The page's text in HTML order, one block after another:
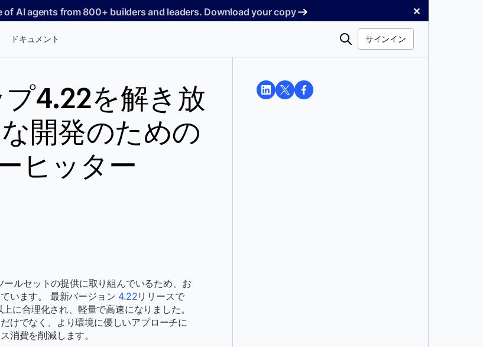
of AI agents from 800+ builders and leaders. Download your copy ✕
ドキュメント
検
サインイン
4.22を解き放
開発のための
ヒッター
ルセットの提供に取り組んでいるため、お
います。 最新バージョン 4.22リリースで
に合理化され、軽量で高速になりました。
けでなく、より環境に優しいアプローチに
消費を削減します。